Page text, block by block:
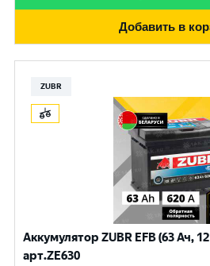
Добавить в
ZUBR
Аккумулятор ZUBR EFB (63 Ач,
арт.ZE630